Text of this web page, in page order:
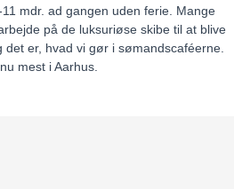
mdr. ad gangen uden ferie. Mange
på de luksuriøse skibe til at blive
er, hvad vi gør i sømandscaféerne.
mest i Aarhus.